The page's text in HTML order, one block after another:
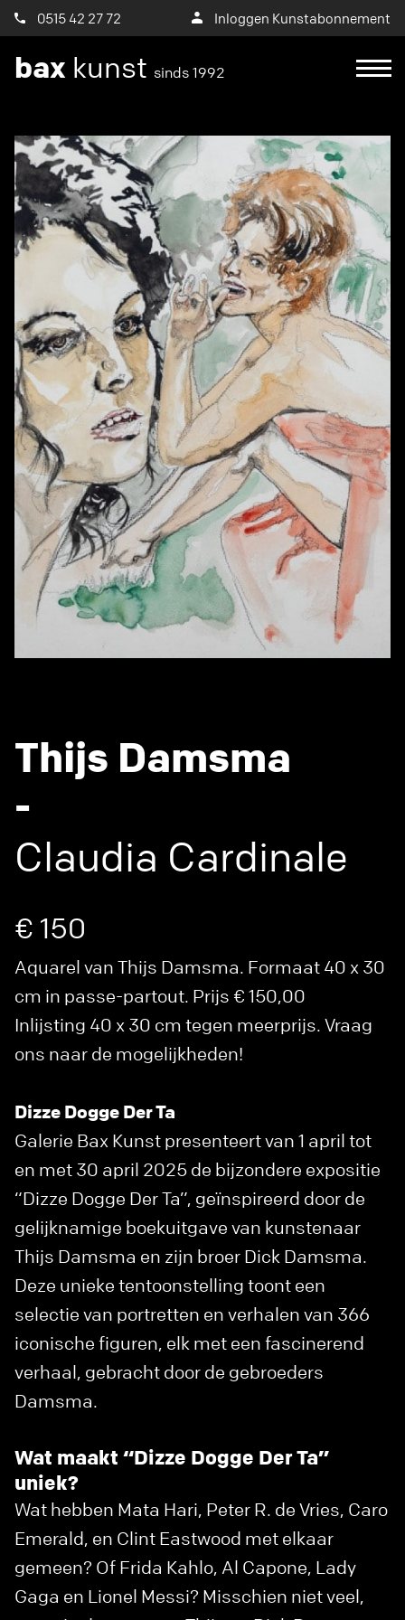
0515 42 27 72 Inloggen Kunstabonnement
bax kunst sinds 1992
Thijs Damsma
-
Claudia Cardinale
€ 150
Aquarel van Thijs Damsma. Formaat 40 x 30
cm in passe-partout. Prijs € 150,00
Inlijsting 40 x 30 cm tegen meerprijs. Vraag
ons naar de mogelijkheden!
Dizze Dogge Der Ta
Galerie Bax Kunst presenteert van 1 april tot
en met 30 april 2025 de bijzondere expositie
“Dizze Dogge Der Ta”, geïnspireerd door de
gelijknamige boekuitgave van kunstenaar
Thijs Damsma en zijn broer Dick Damsma.
Deze unieke tentoonstelling toont een
selectie van portretten en verhalen van 366
iconische figuren, elk met een fascinerend
verhaal, gebracht door de gebroeders
Damsma.
Wat maakt “Dizze Dogge Der Ta”
uniek?
Wat hebben Mata Hari, Peter R. de Vries, Caro
Emerald, en Clint Eastwood met elkaar
gemeen? Of Frida Kahlo, Al Capone, Lady
Gaga en Lionel Messi? Misschien niet veel,